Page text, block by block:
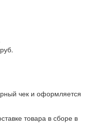
чек и оформляется
товара в сборе в